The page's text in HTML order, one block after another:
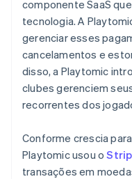
componente SaaS
tecnologia. A
gerenciar esses
cancelamentos e
disso, a Playtomic
clubes gerenciem
recorrentes dos
Conforme crescia
Playtomic usou o
transações em